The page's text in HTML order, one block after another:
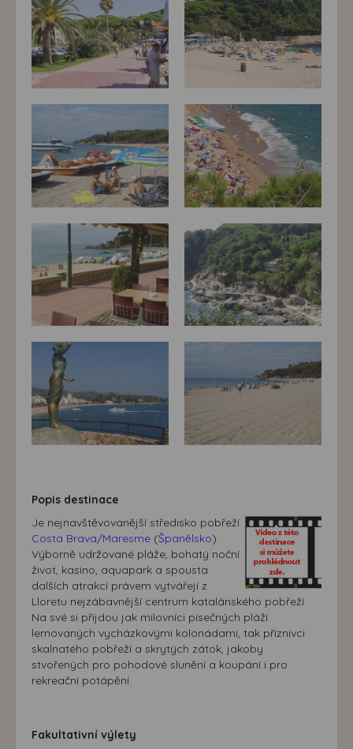
Popis destinace
Je nejnavštěvovanější středisko pobřeží
Costa Brava/Maresme (Španělsko).
Výborně udržované pláže, bohatý noční
život, kasino, aquapark a spousta
dalších atrakcí právem vytvářejí z
Lloretu nejzábavnější centrum katalánského pobřeží.
Na své si přijdou jak milovníci písečných pláží
lemovaných vycházkovými kolonádami, tak příznivci
skalnatého pobřeží a skrytých zátok, jakoby
stvořených pro pohodové slunění a koupání i pro
rekreační potápění.
Fakultativní výlety